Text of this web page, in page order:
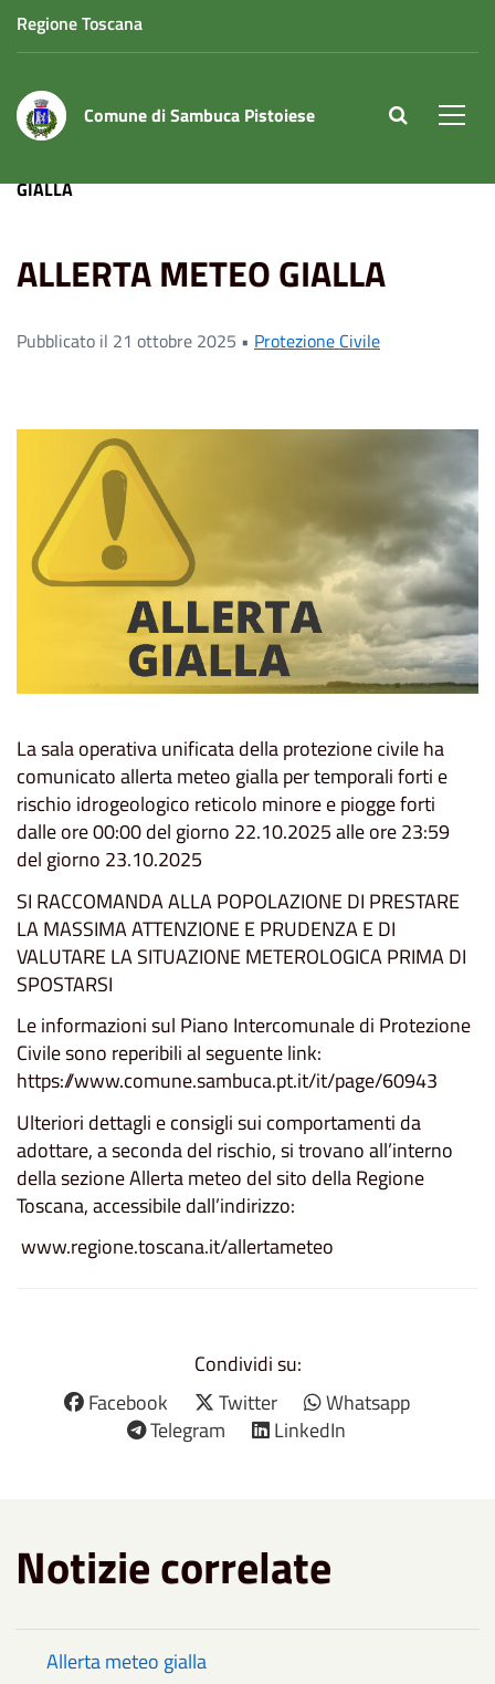
Regione Toscana
Comune di Sambuca Pistoiese site.searc
GIALLA
ALLERTA METEO GIALLA
Pubblicato il 21 ottobre 2025 • Protezione Civile
La sala operativa unificata della protezione civile ha
comunicato allerta meteo gialla per temporali forti e
rischio idrogeologico reticolo minore e piogge forti
dalle ore 00:00 del giorno 22.10.2025 alle ore 23:59
del giorno 23.10.2025
SI RACCOMANDA ALLA POPOLAZIONE DI PRESTARE
LA MASSIMA ATTENZIONE E PRUDENZA E DI
VALUTARE LA SITUAZIONE METEROLOGICA PRIMA DI
SPOSTARSI
Le informazioni sul Piano Intercomunale di Protezione
Civile sono reperibili al seguente link:
https://www.comune.sambuca.pt.it/it/page/60943
Ulteriori dettagli e consigli sui comportamenti da
adottare, a seconda del rischio, si trovano all’interno
della sezione Allerta meteo del sito della Regione
Toscana, accessibile dall’indirizzo:
www.regione.toscana.it/allertameteo
Condividi su:
Facebook
Twitter
Whatsapp
Telegram
LinkedIn
Notizie correlate
Allerta meteo gialla